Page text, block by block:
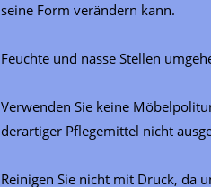
seine Form verändern kann.
Feuchte und nasse Stellen
Verwenden Sie keine
derartiger Pflegemittel nicht
Reinigen Sie nicht mit Druck, da